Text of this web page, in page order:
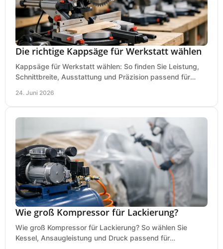
Die richtige Kappsäge für Werkstatt wählen
Kappsäge für Werkstatt wählen: So finden Sie Leistung,
Schnittbreite, Ausstattung und Präzision passend für
24. Juni 2026
Wie groß Kompressor für Lackierung?
Wie groß Kompressor für Lackierung? So wählen Sie
Kessel, Ansaugleistung und Druck passend für